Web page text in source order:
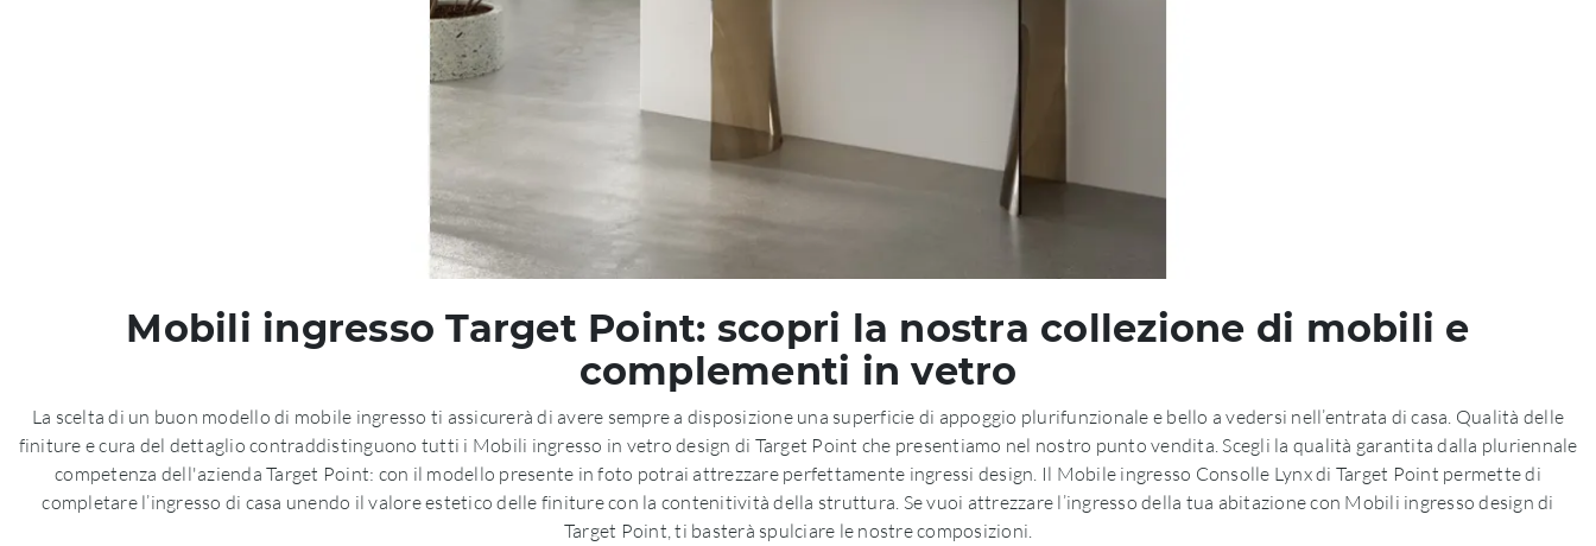
Mobili ingresso Target Point: scopri la nostra collezione di mobili e
complementi in vetro
La scelta di un buon modello di mobile ingresso ti assicurerà di avere sempre a disposizione una superficie di appoggio plurifunzionale e bello a vedersi nell’entrata di casa. Qualità delle
finiture e cura del dettaglio contraddistinguono tutti i Mobili ingresso in vetro design di Target Point che presentiamo nel nostro punto vendita. Scegli la qualità garantita dalla pluriennale
competenza dell'azienda Target Point: con il modello presente in foto potrai attrezzare perfettamente ingressi design. Il Mobile ingresso Consolle Lynx di Target Point permette di
completare l’ingresso di casa unendo il valore estetico delle finiture con la contenitività della struttura. Se vuoi attrezzare l’ingresso della tua abitazione con Mobili ingresso design di
Target Point, ti basterà spulciare le nostre composizioni.